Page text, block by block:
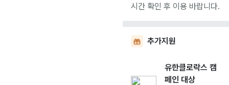
시간 확인 후 이용 바랍니다.
추가지원
유한클로락스 캠
페인 대상